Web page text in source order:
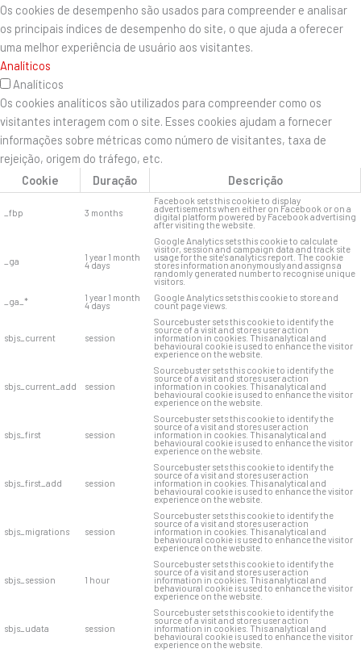
Os cookies de desempenho são usados ​​para compreender e analisar
os principais índices de desempenho do site, o que ajuda a oferecer
uma melhor experiência de usuário aos visitantes.
Analíticos
Analíticos
Os cookies analíticos são utilizados para compreender como os
visitantes interagem com o site. Esses cookies ajudam a fornecer
informações sobre métricas como número de visitantes, taxa de
rejeição, origem do tráfego, etc.
Cookie
Duração Descrição
_fbp 3 months
Facebook sets this cookie to display
advertisements when either on Facebook or on a
digital platform powered by Facebook advertising
after visiting the website.
_ga 1 year 1 month
4 days
Google Analytics sets this cookie to calculate
visitor, session and campaign data and track site
usage for the site's analytics report. The cookie
stores information anonymously and assigns a
randomly generated number to recognise unique
visitors.
_ga_*
1 year 1 month
4 days
Google Analytics sets this cookie to store and
count page views.
sbjs_current session
Sourcebuster sets this cookie to identify the
source of a visit and stores user action
information in cookies. This analytical and
behavioural cookie is used to enhance the visitor
experience on the website.
sbjs_current_add session
Sourcebuster sets this cookie to identify the
source of a visit and stores user action
information in cookies. This analytical and
behavioural cookie is used to enhance the visitor
experience on the website.
sbjs_first session
Sourcebuster sets this cookie to identify the
source of a visit and stores user action
information in cookies. This analytical and
behavioural cookie is used to enhance the visitor
experience on the website.
sbjs_first_add session
Sourcebuster sets this cookie to identify the
source of a visit and stores user action
information in cookies. This analytical and
behavioural cookie is used to enhance the visitor
experience on the website.
sbjs_migrations session
Sourcebuster sets this cookie to identify the
source of a visit and stores user action
information in cookies. This analytical and
behavioural cookie is used to enhance the visitor
experience on the website.
sbjs_session 1 hour
Sourcebuster sets this cookie to identify the
source of a visit and stores user action
information in cookies. This analytical and
behavioural cookie is used to enhance the visitor
experience on the website.
sbjs_udata session
Sourcebuster sets this cookie to identify the
source of a visit and stores user action
information in cookies. This analytical and
behavioural cookie is used to enhance the visitor
experience on the website.